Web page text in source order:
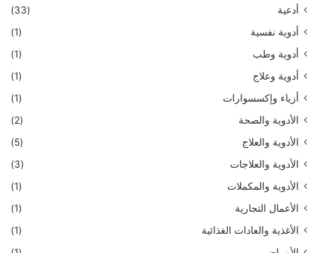
أدعية
(33)
أدوية نفسية
(1)
أدوية وطب
(1)
أدوية وعلاج
(1)
أزياء وإكسسوارات
(1)
الأدوية والصحة
(2)
الأدوية والعلاج
(5)
الأدوية والعلاجات
(3)
الأدوية والمكملات
(1)
الأعمال التجارية
(1)
الأغذية والعادات الغذائية
(1)